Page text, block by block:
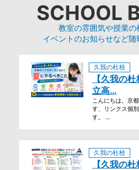
SCHOOL
教室の雰囲気や授業の
イベントのお知らせなど随
久我の杜校
【久我の
立高…
こんにちは。京
す、リンクス個
す。 …
久我の杜校
【久我の